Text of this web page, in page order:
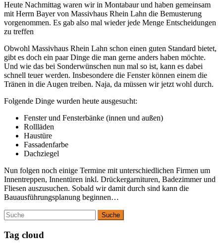
Heute Nachmittag waren wir in Montabaur und haben gemeinsam
mit Herrn Bayer von Massivhaus Rhein Lahn die Bemusterung
vorgenommen. Es gab also mal wieder jede Menge Entscheidungen
zu treffen
Obwohl Massivhaus Rhein Lahn schon einen guten Standard bietet,
gibt es doch ein paar Dinge die man gerne anders haben möchte.
Und wie das bei Sonderwünschen nun mal so ist, kann es dabei
schnell teuer werden. Insbesondere die Fenster können einem die
Tränen in die Augen treiben. Naja, da müssen wir jetzt wohl durch.
Folgende Dinge wurden heute ausgesucht:
Fenster und Fensterbänke (innen und außen)
Rollläden
Haustüre
Fassadenfarbe
Dachziegel
Nun folgen noch einige Termine mit unterschiedlichen Firmen um
Innentreppen, Innentüren inkl. Drückergarnituren, Badezimmer und
Fliesen auszusuchen. Sobald wir damit durch sind kann die
Bauausführungsplanung beginnen…
Tag cloud